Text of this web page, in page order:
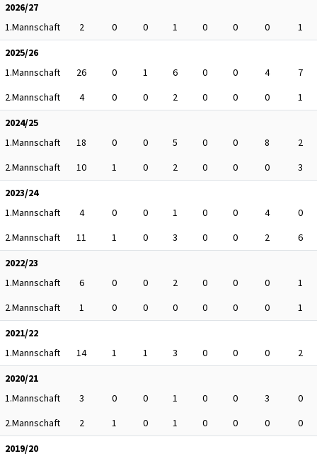
2026/27
1.Mannschaft
2 0 0 1 0 0 0
1
2025/26
1.Mannschaft
26 0 1 6 0 0 4
7
2.Mannschaft
4 0 0 2 0 0 0
1
2024/25
1.Mannschaft
18 0 0 5 0 0 8
2
2.Mannschaft
10 1 0 2 0 0 0
3
2023/24
1.Mannschaft
4 0 0 1 0 0 4
0
2.Mannschaft
11 1 0 3 0 0 2
6
2022/23
1.Mannschaft
6 0 0 2 0 0 0
1
2.Mannschaft
1 0 0 0 0 0 0
1
2021/22
1.Mannschaft
14 1 1 3 0 0 0
2
2020/21
1.Mannschaft
3 0 0 1 0 0 3
0
2.Mannschaft
2 1 0 1 0 0 0
0
2019/20